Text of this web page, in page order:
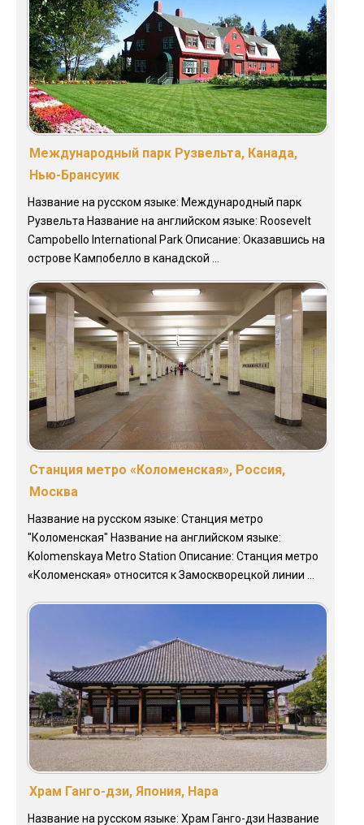
Международный парк Рузвельта, Канада,
Нью-Брансуик
Название на русском языке: Международный парк
Рузвельта Название на английском языке: Roosevelt
Campobello International Park Описание: Оказавшись на
острове Кампобелло в канадской ...
Станция метро «Коломенская», Россия,
Москва
Название на русском языке: Станция метро
"Коломенская" Название на английском языке:
Kolomenskaya Metro Station Описание: Станция метро
«Коломенская» относится к Замоскворецкой линии ...
Храм Ганго-дзи, Япония, Нара
Название на русском языке: Храм Ганго-дзи Название